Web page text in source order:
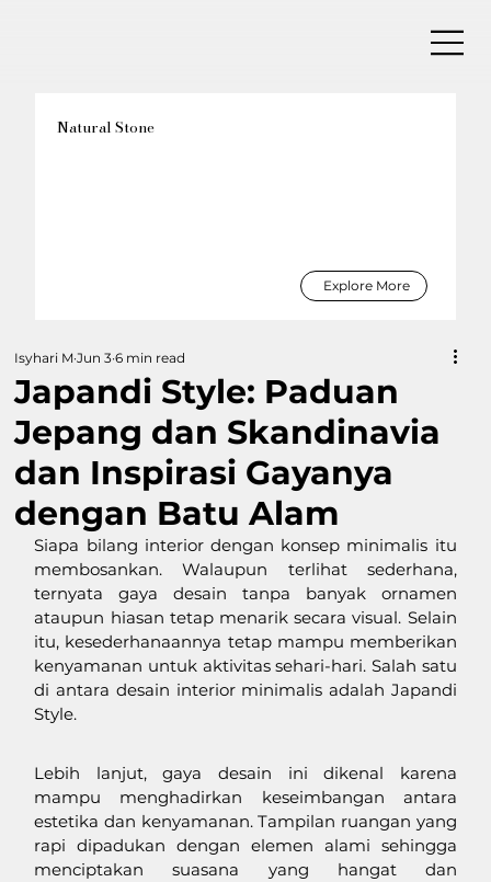
Japandi Style: Paduan
Jepang dan Skandinavia
dan Inspirasi Gayanya
dengan Batu Alam
Isyhari M Jun 3 6 min read
Siapa bilang interior dengan konsep minimalis itu
membosankan. Walaupun terlihat sederhana,
ternyata gaya desain tanpa banyak ornamen
ataupun hiasan tetap menarik secara visual. Selain
itu, kesederhanaannya tetap mampu memberikan
kenyamanan untuk aktivitas sehari-hari. Salah satu
di antara desain interior minimalis adalah Japandi
Style.
Lebih lanjut, gaya desain ini dikenal karena
mampu menghadirkan keseimbangan antara
estetika dan kenyamanan. Tampilan ruangan yang
rapi dipadukan dengan elemen alami sehingga
menciptakan suasana yang hangat dan
Natural Stone
Explore More